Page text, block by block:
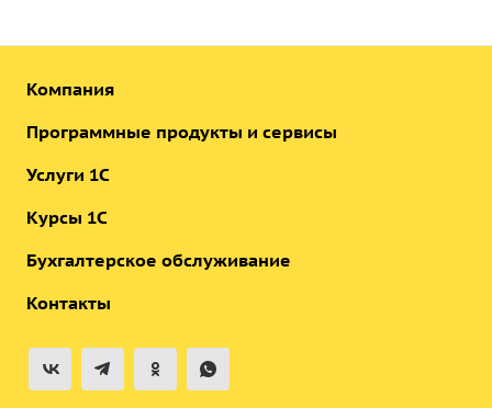
Компания
Программные продукты и сервисы
Услуги 1С
Курсы 1С
Бухгалтерское обслуживание
Контакты